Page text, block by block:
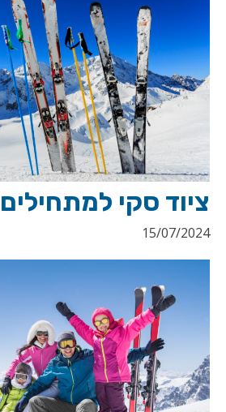
ציוד סקי
15/07/2024